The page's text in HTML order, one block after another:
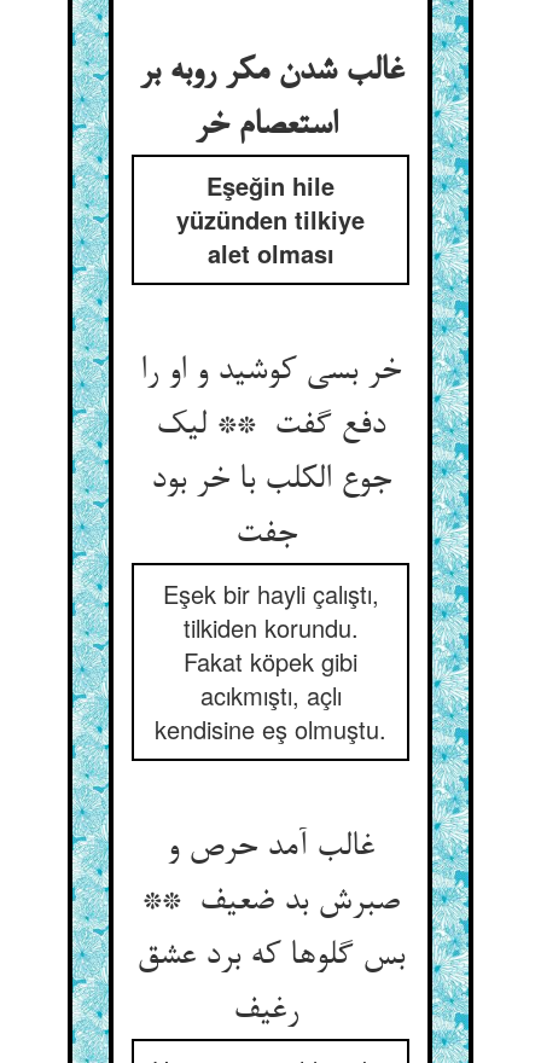
غالب شدن مکر روبه بر
استعصام خر
Eşeğin hile
yüzünden tilkiye
alet olması
خر بسی کوشید و او را
دفع گفت ** لیک
جوع الکلب با خر بود
جفت
Eşek bir hayli çalıştı,
tilkiden korundu.
Fakat köpek gibi
acıkmıştı, açlı
kendisine eş olmuştu.
غالب آمد حرص و
صبرش بد ضعیف **
بس گلوها که برد عشق